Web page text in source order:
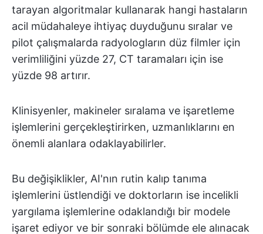
tarayan algoritmalar kullanarak hangi hastaların
acil müdahaleye ihtiyaç duyduğunu sıralar ve
pilot çalışmalarda radyologların düz filmler için
verimliliğini yüzde 27, CT taramaları için ise
yüzde 98 artırır.
Klinisyenler, makineler sıralama ve işaretleme
işlemlerini gerçekleştirirken, uzmanlıklarını en
önemli alanlara odaklayabilirler.
Bu değişiklikler, AI'nın rutin kalıp tanıma
işlemlerini üstlendiği ve doktorların ise incelikli
yargılama işlemlerine odaklandığı bir modele
işaret ediyor ve bir sonraki bölümde ele alınacak